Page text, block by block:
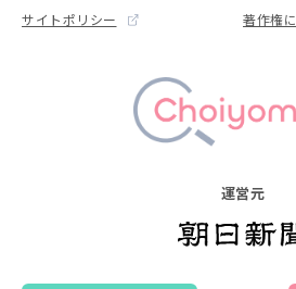
運営元
サイトポリシー 著作権